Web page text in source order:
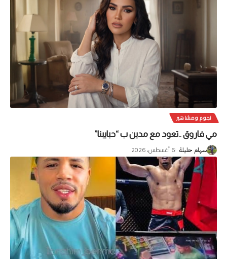
نجوم ومشاهير
مي فاروق ..تعود مع مدين ب “حبايبنا”
سهام حليلة 6 أغسطس، 2026